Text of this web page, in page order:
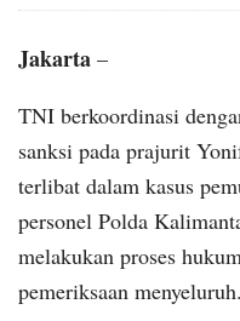
Jakarta –
TNI berkoordinasi
sanksi pada prajurit
terlibat dalam kasus
personel Polda
melakukan proses
pemeriksaan menyeluruh.